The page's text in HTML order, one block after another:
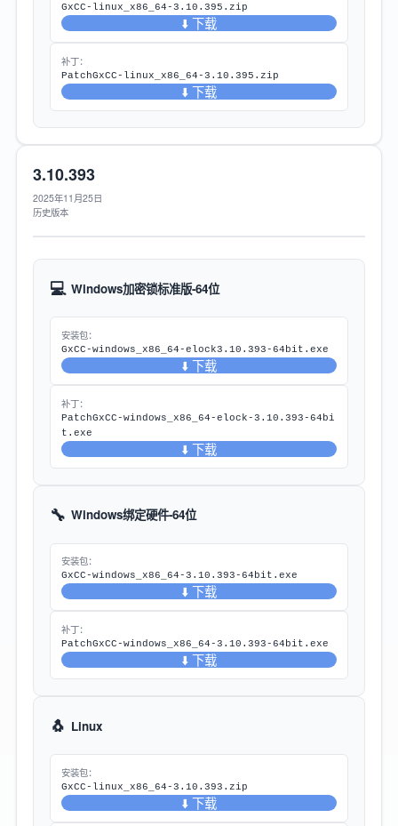
GxCC-linux_x86_64-3.10.395.zip
⬇️ 下载
补丁：
PatchGxCC-linux_x86_64-3.10.395.zip
⬇️ 下载
3.10.393
2025年11月25日
历史版本
💻 Windows加密锁标准版-64位
安装包：
GxCC-windows_x86_64-elock3.10.393-64bit.exe
⬇️ 下载
补丁：
PatchGxCC-windows_x86_64-elock-3.10.393-64bi
t.exe
⬇️ 下载
🔧 Windows绑定硬件-64位
安装包：
GxCC-windows_x86_64-3.10.393-64bit.exe
⬇️ 下载
补丁：
PatchGxCC-windows_x86_64-3.10.393-64bit.exe
⬇️ 下载
🐧 Linux
安装包：
GxCC-linux_x86_64-3.10.393.zip
⬇️ 下载